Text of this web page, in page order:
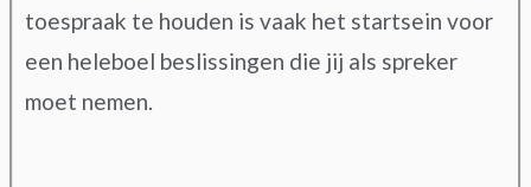
toespraak te houden is vaak het startsein voor
een heleboel beslissingen die jij als spreker
moet nemen.